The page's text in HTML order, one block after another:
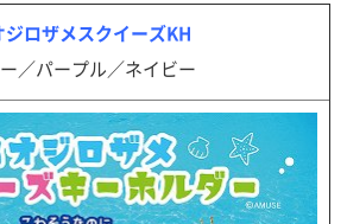
ジロザメスクイーズKH
／パープル／ネイビー